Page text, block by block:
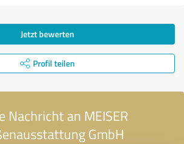
Jetzt bewerten
Profil teilen
Nachricht an MEISER
GmbH